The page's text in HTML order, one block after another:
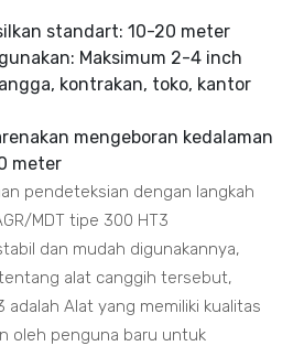
standart: 10-20 meter
Maksimum 2-4 inch
kontrakan, toko, kantor
mengeboran kedalaman
meter
pendeteksian dengan langkah
MDT tipe 300 HT3
dan mudah digunakannya,
alat canggih tersebut,
adalah Alat yang memiliki kualitas
oleh penguna baru untuk